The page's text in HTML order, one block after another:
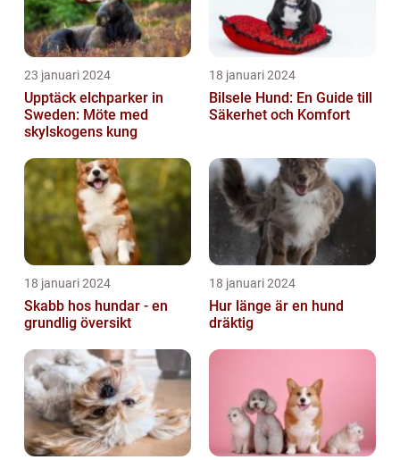
23 januari 2024
Upptäck elchparker in
Sweden: Möte med
skylskogens kung
18 januari 2024
Bilsele Hund: En Guide till
Säkerhet och Komfort
18 januari 2024
Skabb hos hundar - en
grundlig översikt
18 januari 2024
Hur länge är en hund
dräktig